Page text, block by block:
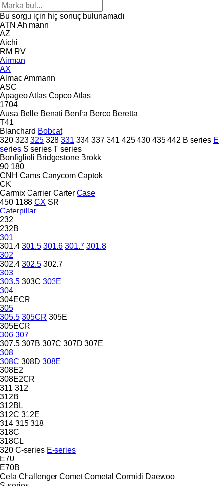
Bu sorgu için hiç sonuç bulunamadı
ATN Ahlmann
AZ
Aichi
RM RV
Airman
AX
AlmacAmmann
ASC
ApageoAtlas CopcoAtlas
1704
Ausa Belle Benati Benfra Berco Beretta
T41
Blanchard Bobcat
320 323 325 328 331 334 337 341 425 430 435 442 B series E
series S series T series
Bonfiglioli Bridgestone Brokk
90 180
CNH Cams Canycom Captok
CK
Carmix Carrier Carter Case
450 1188 CX SR
Caterpillar
232
232B
301
301.4 301.5 301.6 301.7 301.8
302
302.4 302.5 302.7
303
303.5 303C 303E
304
304ECR
305
305.5 305CR 305E
305ECR
306 307
307.5 307B 307C 307D 307E
308
308C 308D 308E
308E2
308E2CR
311 312
312B
312BL
312C 312E
314 315 318
318C
318CL
320 C-series E-series
E70
E70B
Cela Challenger Comet Cometal Cormidi Daewoo